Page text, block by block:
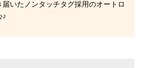
いたノンタッチタグ採用のオートロ
♪